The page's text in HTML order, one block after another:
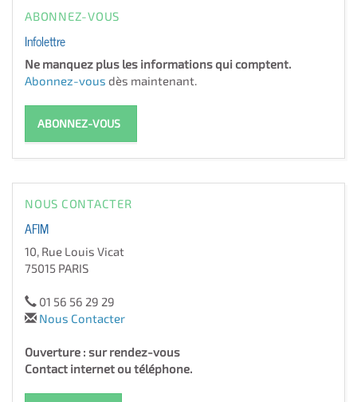
ABONNEZ-VOUS
Infolettre
Ne manquez plus les informations qui comptent.
Abonnez-vous dès maintenant.
ABONNEZ-VOUS
NOUS CONTACTER
AFIM
10, Rue Louis Vicat
75015 PARIS
01 56 56 29 29
Nous Contacter
Ouverture : sur rendez-vous
Contact internet ou téléphone.